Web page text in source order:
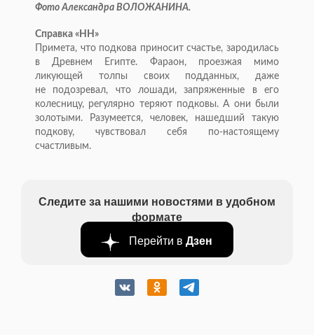
Фото Александра ВОЛОЖАНИНА.
Справка « НН »
Примета, что подкова приносит счастье, зародилась
в
Древнем Египте. Фараон, проезжая мимо
ликующей толпы своих подданных, даже
не
подозревал, что лошади, запряженные в
его
колесницу, регулярно теряют подковы. А они были
золотыми. Разумеется, человек, нашедший такую
подкову, чувствовал себя по-настоящему
счастливым.
Следите за нашими новостями в удобном
формате
Перейти в Дзен